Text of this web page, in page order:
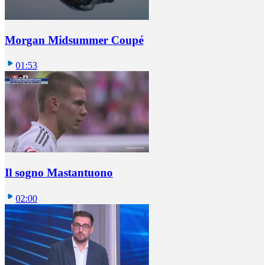
Morgan Midsummer Coupé
01:53
Il sogno Mastantuono
02:00